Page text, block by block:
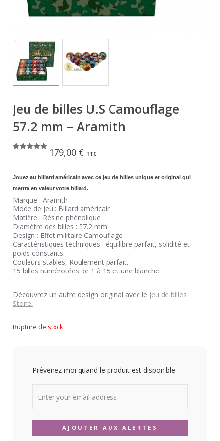
Jeu de billes U.S Camouflage
57.2 mm – Aramith
notation
client
179,00 € TTC
Jouez au billard américain avec ce jeu de billes unique et original qui
mettra en valeur votre billard.
Marque : Aramith
Mode de jeu : Billard américain
Matière : Résine phénolique
Diamètre des billes : 57.2 mm
Design : Effet militaire Camouflage
Caractéristiques techniques : équilibre parfait, solidité et
poids constants.
Couleurs stables, Roulement parfait.
15 billes numérotées de 1 à 15 et une blanche.
Découvrez un autre design original avec le jeu de billes
Stone.
Rupture de stock
Prévenez moi quand le produit est disponible